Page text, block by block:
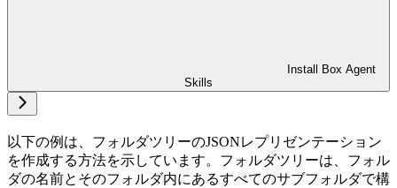
Install Box Agent
Skills
以下の例は、フォルダツリーのJSONレプリゼンテーション
を作成する方法を示しています。フォルダツリーは、フォル
ダの名前とそのフォルダ内にあるすべてのサブフォルダで構